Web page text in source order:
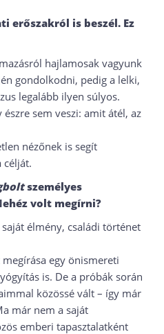
erőszakról is beszél. Ez
hajlamosak vagyunk
gondolkodni, pedig a lelki,
legalább ilyen súlyos.
sem veszi: amit átél, az
nézőnek is segít
célját.
személyes
volt megírni?
élmény, családi történet
egy önismereti
is. De a próbák során
közössé vált – így már
már nem a saját
emberi tapasztalatként